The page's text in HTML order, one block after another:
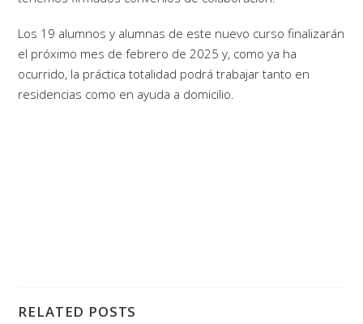
Los 19 alumnos y alumnas de este nuevo curso finalizarán
el próximo mes de febrero de 2025 y, como ya ha
ocurrido, la práctica totalidad podrá trabajar tanto en
residencias como en ayuda a domicilio.
RELATED POSTS